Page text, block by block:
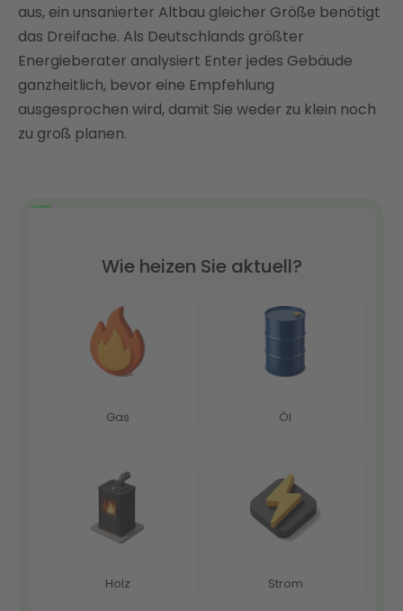
sparen
6-kW-Wärmepumpe richtig planen mit Enter
FAQ
aus, ein unsanierter Altbau gleicher Größe benötigt
das Dreifache. Als Deutschlands größter
Energieberater analysiert Enter jedes Gebäude
ganzheitlich, bevor eine Empfehlung
ausgesprochen wird, damit Sie weder zu klein noch
zu groß planen.